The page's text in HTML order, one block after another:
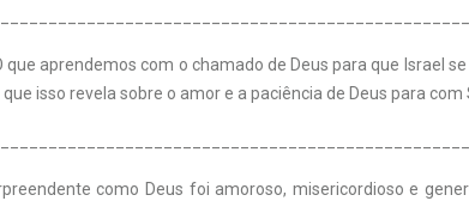
que aprendemos com o chamado de Deus para que Israel
isso revela sobre o amor e a paciência de Deus para com
como Deus foi amoroso, misericordioso e